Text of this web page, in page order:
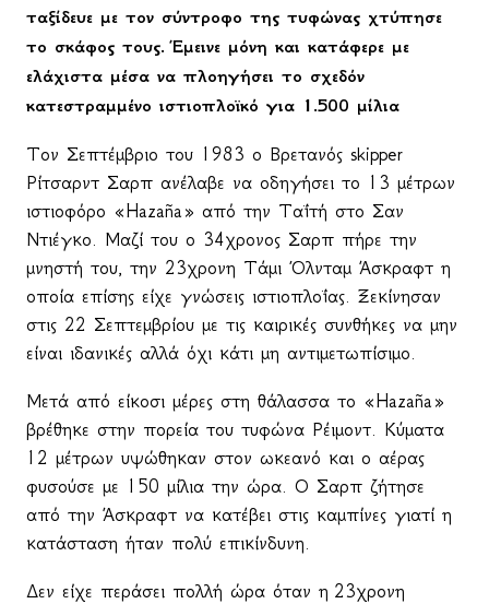
ταξίδευε με τον σύντροφο της τυφώνας χτύπησε
το σκάφος τους. Έμεινε μόνη και κατάφερε με
ελάχιστα μέσα να πλοηγήσει το σχεδόν
κατεστραμμένο ιστιοπλοϊκό για 1.500 μίλια
Τον Σεπτέμβριο του 1983 ο Βρετανός skipper
Ρίτσαρντ Σαρπ ανέλαβε να οδηγήσει το 13 μέτρων
ιστιοφόρο «Hazaña» από την Ταΐτή στο Σαν
Ντιέγκο. Μαζί του ο 34χρονος Σαρπ πήρε την
μνηστή του, την 23χρονη Τάμι Όλνταμ Άσκραφτ η
οποία επίσης είχε γνώσεις ιστιοπλοΐας. Ξεκίνησαν
στις 22 Σεπτεμβρίου με τις καιρικές συνθήκες να μην
είναι ιδανικές αλλά όχι κάτι μη αντιμετωπίσιμο.
Μετά από είκοσι μέρες στη θάλασσα το «Hazaña»
βρέθηκε στην πορεία του τυφώνα Ρέιμοντ. Κύματα
12 μέτρων υψώθηκαν στον ωκεανό και ο αέρας
φυσούσε με 150 μίλια την ώρα. Ο Σαρπ ζήτησε
από την Άσκραφτ να κατέβει στις καμπίνες γιατί η
κατάσταση ήταν πολύ επικίνδυνη.
Δεν είχε περάσει πολλή ώρα όταν η 23χρονη